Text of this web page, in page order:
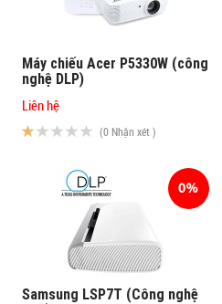
Máy chiếu Acer P5330W (công
nghệ DLP)
Liên hệ
(0 Nhận xét )
Samsung LSP7T (Công nghệ
0%